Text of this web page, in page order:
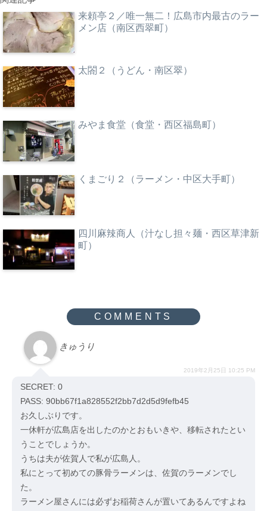
来頼亭２／唯一無二！広島市内最古のラー
メン店（南区西翠町）
太閤２（うどん・南区翠）
みやま食堂（食堂・西区福島町）
くまごり２（ラーメン・中区大手町）
四川麻辣商人（汁なし担々麺・西区草津新
町）
きゅうり
2019年2月25日 10:25 PM
SECRET: 0
PASS: 90bb67f1a828552f2bb7d2d5d9fefb45
お久しぶりです。
一休軒が広島店を出したのかとおもいきや、移転されたとい
うことでしょうか。
うちは夫が佐賀人で私が広島人。
私にとって初めての豚骨ラーメンは、佐賀のラーメンでし
た。
ラーメン屋さんには必ずお稲荷さんが置いてあるんですよね